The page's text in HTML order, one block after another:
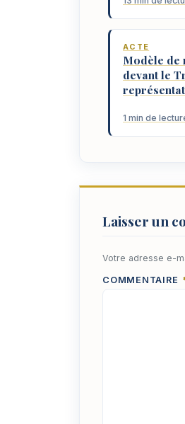
ACTE
Modèle de
devant le
1 min de
Laisser un
Votre adresse e-
COMMENTAIRE